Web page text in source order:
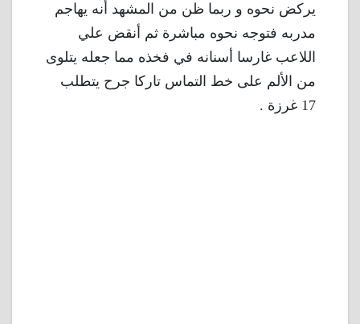
يركض نحوه و ربما ظن من المشهد أنه يهاجم
مدربه فتوجه نحوه مباشرة ثم أنقض علي
اللاعب غارسا أسنانه في فخذه مما جعله يتلوى
من الألم على خط التماس تاركا جرح يتطلب
17 غرزة .